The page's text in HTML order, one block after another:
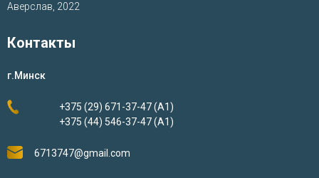
Аверслав, 2022
Контакты
г.Минск
+375 (29) 671-37-47 (А1)
+375 (44) 546-37-47 (А1)
6713747@gmail.com